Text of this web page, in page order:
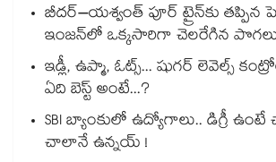
బీదర్–యశ్వంత్ పూర్ ట్రైన్‎కు తప్పిన
ఇంజన్‎లో ఒక్కసారిగా చెలరేగిన
ఇడ్లీ, ఉప్మా, ఓట్స్... షుగర్ లెవెల్స్
ఏది బెస్ట్ అంటే...?
SBI బ్యాంకులో ఉద్యోగాలు.. డిగ్రీ
చాలానే ఉన్నయ్ !